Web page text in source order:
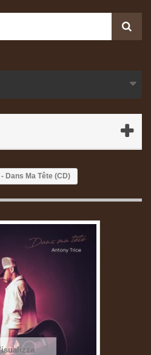
Dans Ma Tête (CD)